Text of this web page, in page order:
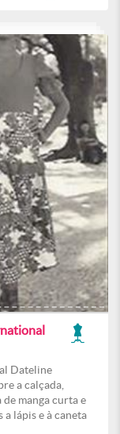
Dateline
a calçada,
manga curta e
lápis e à caneta